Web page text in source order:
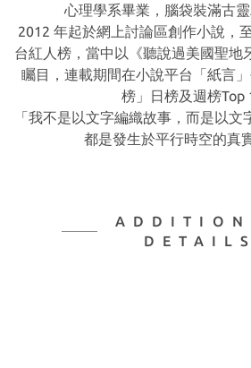
心理學系畢業，腦袋裝滿古靈
2012 年起於網上討論區創作小說，
台紅人榜，當中以《聽說過美國聖地
矚目，連載期間在小說平台「紙言
榜」日榜及週榜Top
「我不是以文字編織故事，而是以
都是發生於平行時空的真
DETAILS